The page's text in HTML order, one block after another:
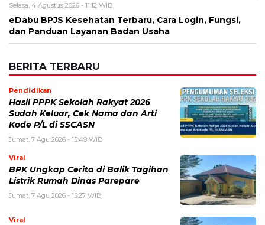
Selasa, 4 Agustus 2026 - 11:12 WIB
eDabu BPJS Kesehatan Terbaru, Cara Login, Fungsi,
dan Panduan Layanan Badan Usaha
BERITA TERBARU
Pendidikan
Hasil PPPK Sekolah Rakyat 2026
Sudah Keluar, Cek Nama dan Arti
Kode P/L di SSCASN
Jumat, 7 Agu 2026 - 15:49 WIB
Viral
BPK Ungkap Cerita di Balik Tagihan
Listrik Rumah Dinas Parepare
Jumat, 7 Agu 2026 - 15:27 WIB
Viral